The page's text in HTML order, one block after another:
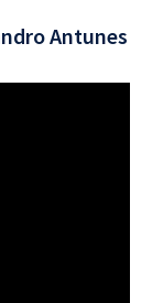
Antunes